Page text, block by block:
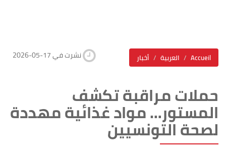
أخبار العربية Accueil 2026-05-17 نشرت في
حملات مراقبة تكشف
المستور… مواد غذائية مهددة
لصحة التونسيين